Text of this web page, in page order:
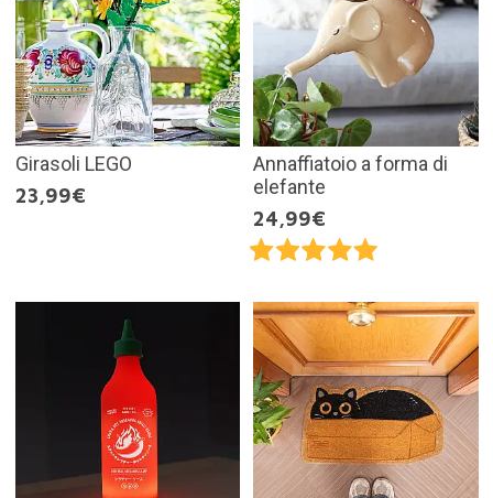
Girasoli LEGO
23,99€
Annaffiatoio a forma di
elefante
24,99€